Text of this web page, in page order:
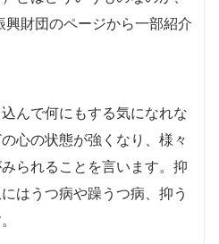
財団のページから一部紹介
んで何にもする気になれな
心の状態が強くなり、様々
られることを言います。抑
はうつ病や躁うつ病、抑う